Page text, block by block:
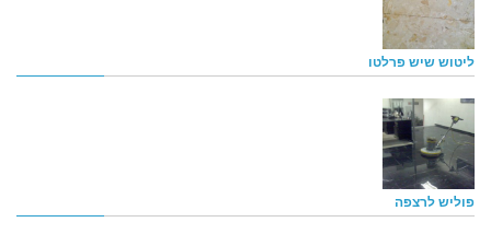
ליטוש שיש פרלטו
פוליש לרצפה